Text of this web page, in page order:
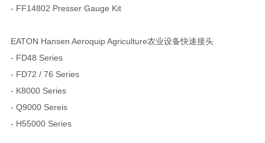
- FF14802 Presser Gauge Kit
EATON Hansen Aeroquip Agriculture农业设备快速接头
- FD48 Series
- FD72 / 76 Series
- K8000 Series
- Q9000 Sereis
- H55000 Series